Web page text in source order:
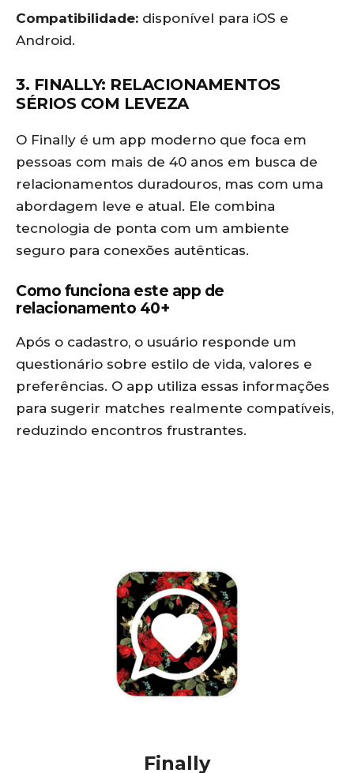
Compatibilidade: disponível para iOS e
Android.
3. FINALLY: RELACIONAMENTOS
SÉRIOS COM LEVEZA
O Finally é um app moderno que foca em
pessoas com mais de 40 anos em busca de
relacionamentos duradouros, mas com uma
abordagem leve e atual. Ele combina
tecnologia de ponta com um ambiente
seguro para conexões autênticas.
Como funciona este app de
relacionamento 40+
Após o cadastro, o usuário responde um
questionário sobre estilo de vida, valores e
preferências. O app utiliza essas informações
para sugerir matches realmente compatíveis,
reduzindo encontros frustrantes.
Finally